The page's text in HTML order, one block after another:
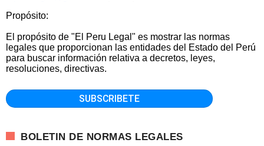
Propósito:
El propósito de "El Peru Legal" es mostrar las normas
legales que proporcionan las entidades del Estado del Perú
para buscar información relativa a decretos, leyes,
resoluciones, directivas.
BOLETIN DE NORMAS LEGALES